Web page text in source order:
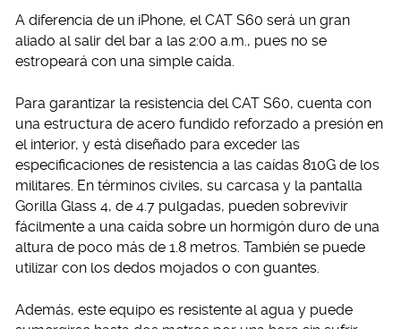
A diferencia de un iPhone, el CAT S60 será un gran
aliado al salir del bar a las 2:00 a.m., pues no se
estropeará con una simple caída.
Para garantizar la resistencia del CAT S60, cuenta con
una estructura de acero fundido reforzado a presión en
el interior, y está diseñado para exceder las
especificaciones de resistencia a las caídas 810G de los
militares. En términos civiles, su carcasa y la pantalla
Gorilla Glass 4, de 4.7 pulgadas, pueden sobrevivir
fácilmente a una caída sobre un hormigón duro de una
altura de poco más de 1.8 metros. También se puede
utilizar con los dedos mojados o con guantes.
Además, este equipo es resistente al agua y puede